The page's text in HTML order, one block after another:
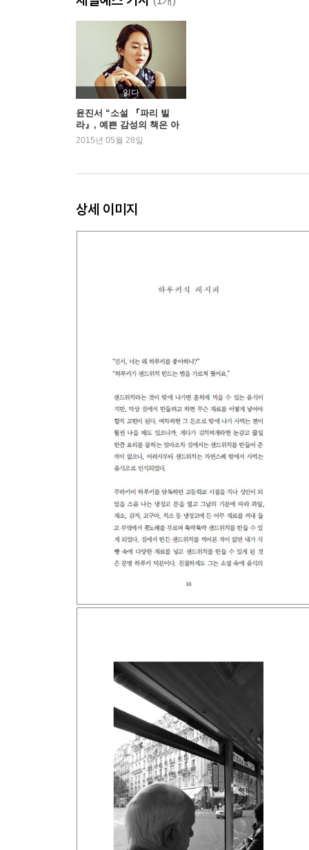
2
해변의 로망
각자의 공간
열정의 순간
사랑의 정체
동경 야경
이별, 그것은 철저한 현실
슬픔이여, 안녕
3
삶의 증거
꿈같은 길
눈을 감고
감정의 충실함
보물찾기
읽다
윤진서 “소설 『파리 빌
라』, 예쁜 감성의 책은 아
니에요”
2015년 05월 28일
상세 이미지